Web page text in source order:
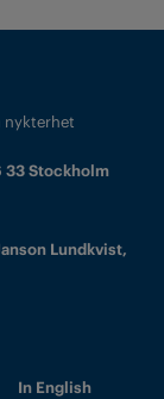
nykterhet
33 Stockholm
Lundkvist,
In English